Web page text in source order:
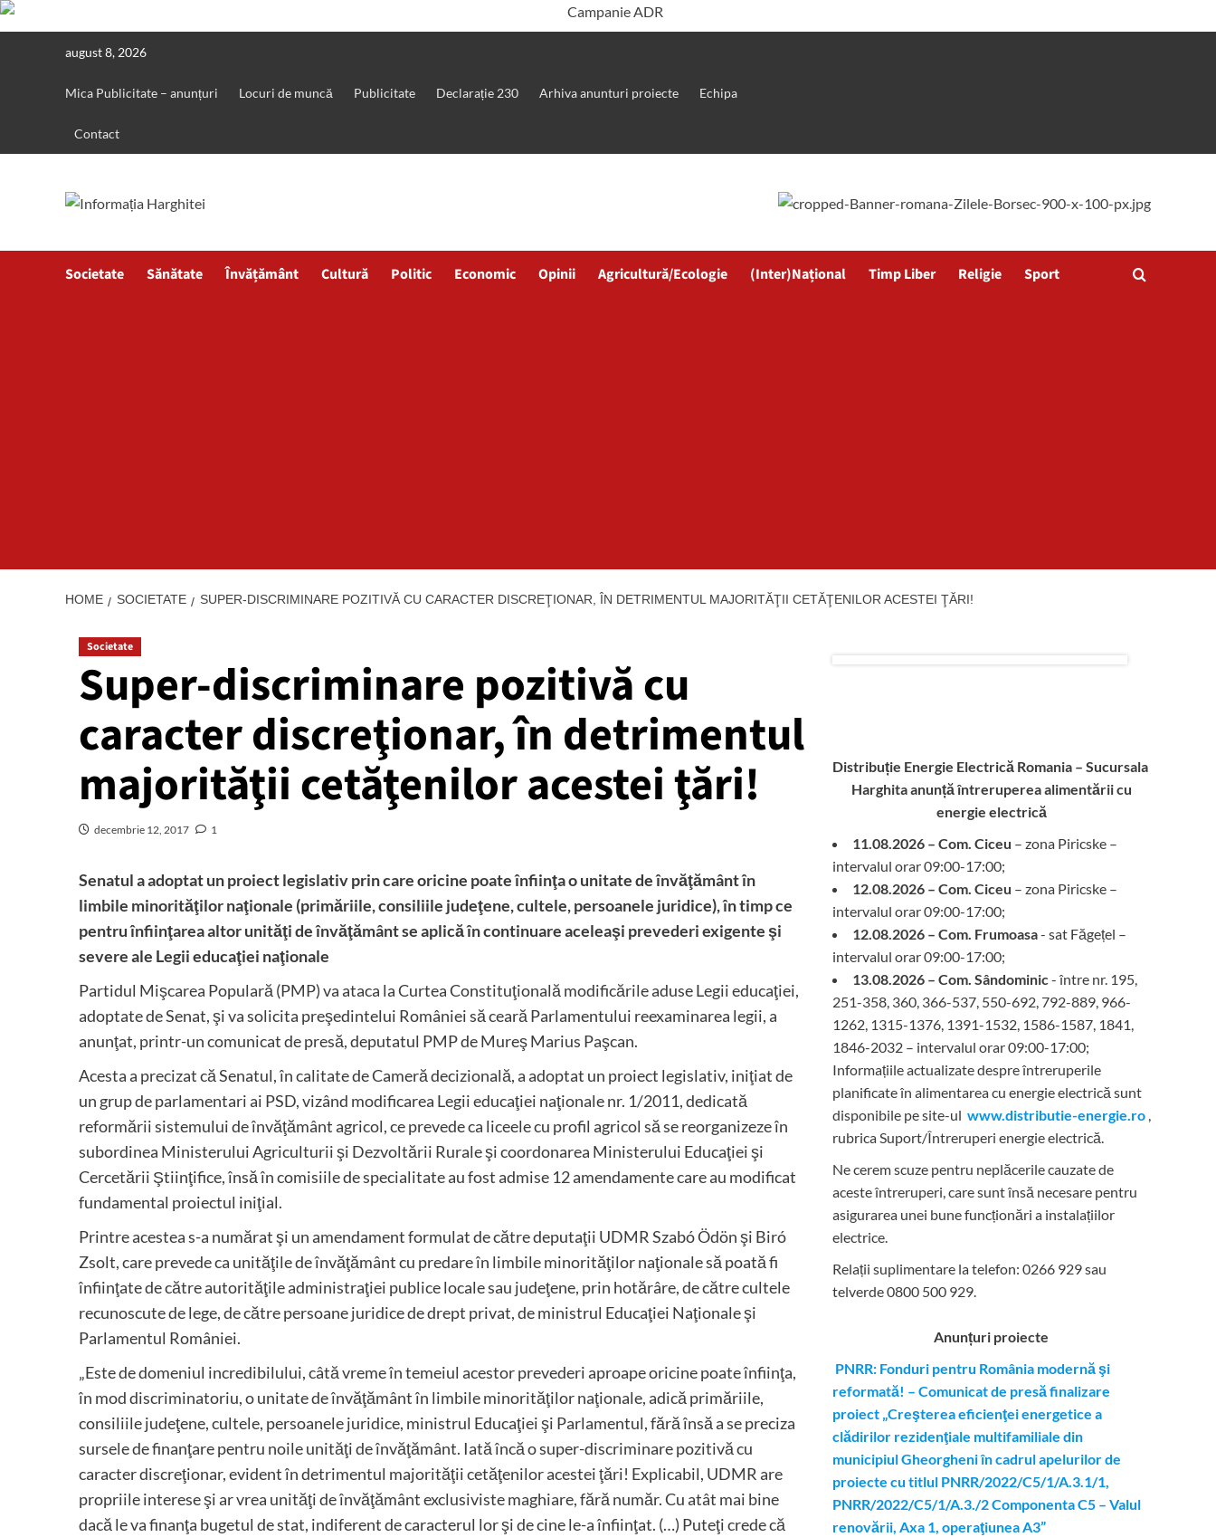
august 8, 2026
Mica Publicitate – anunțuri Locuri de muncă Publicitate Declarație 230 Arhiva anunturi proiecte Echipa
Contact
Societate Sănătate Învățământ Cultură Politic Economic Opinii Agricultură/Ecologie (Inter)Național Timp Liber Religie Sport
HOME SOCIETATE SUPER-DISCRIMINARE POZITIVĂ CU CARACTER DISCREŢIONAR, ÎN DETRIMENTUL MAJORITĂŢII CETĂŢENILOR ACESTEI ŢĂRI!
Societate
Super-discriminare pozitivă cu
caracter discreţionar, în detrimentul
majorităţii cetăţenilor acestei ţări!
decembrie 12, 2017 1
Senatul a adoptat un proiect legislativ prin care oricine poate înfiinţa o unitate de învăţământ în
limbile minorităţilor naţionale (primăriile, consiliile judeţene, cultele, persoanele juridice), în timp ce
pentru înfiinţarea altor unităţi de învăţământ se aplică în continuare aceleaşi prevederi exigente şi
severe ale Legii educaţiei naţionale
Partidul Mişcarea Populară (PMP) va ataca la Curtea Constituţională modificările aduse Legii educaţiei,
adoptate de Senat, şi va solicita preşedintelui României să ceară Parlamentului reexaminarea legii, a
anunţat, printr-un comunicat de presă, deputatul PMP de Mureş Marius Paşcan.
Acesta a precizat că Senatul, în calitate de Cameră decizională, a adoptat un proiect legislativ, iniţiat de
un grup de parlamentari ai PSD, vizând modificarea Legii educaţiei naţionale nr. 1/2011, dedicată
reformării sistemului de învăţământ agricol, ce prevede ca liceele cu profil agricol să se reorganizeze în
subordinea Ministerului Agriculturii şi Dezvoltării Rurale şi coordonarea Ministerului Educaţiei şi
Cercetării Ştiinţifice, însă în comisiile de specialitate au fost admise 12 amendamente care au modificat
fundamental proiectul iniţial.
Printre acestea s-a numărat şi un amendament formulat de către deputaţii UDMR Szabó Ödön şi Biró
Zsolt, care prevede ca unităţile de învăţământ cu predare în limbile minorităţilor naţionale să poată fi
înfiinţate de către autorităţile administraţiei publice locale sau judeţene, prin hotărâre, de către cultele
recunoscute de lege, de către persoane juridice de drept privat, de ministrul Educaţiei Naţionale şi
Parlamentul României.
„Este de domeniul incredibilului, câtă vreme în temeiul acestor prevederi aproape oricine poate înfiinţa,
în mod discriminatoriu, o unitate de învăţământ în limbile minorităţilor naţionale, adică primăriile,
consiliile judeţene, cultele, persoanele juridice, ministrul Educaţiei şi Parlamentul, fără însă a se preciza
sursele de finanţare pentru noile unităţi de învăţământ. Iată încă o super-discriminare pozitivă cu
caracter discreţionar, evident în detrimentul majorităţii cetăţenilor acestei ţări! Explicabil, UDMR are
propriile interese şi ar vrea unităţi de învăţământ exclusiviste maghiare, fără număr. Cu atât mai bine
dacă le va finanţa bugetul de stat, indiferent de caracterul lor şi de cine le-a înfiinţat. (…) Puteţi crede că
Distribuție Energie Electrică Romania – Sucursala
Harghitaanunță întreruperea alimentării cu
energie electrică
11.08.2026 – Com. Ciceu – zona Piricske –
intervalul orar 09:00-17:00;
12.08.2026 – Com. Ciceu – zona Piricske –
intervalul orar 09:00-17:00;
12.08.2026 – Com. Frumoasa- sat Făgețel –
intervalul orar 09:00-17:00;
13.08.2026 – Com. Sândominic- între nr. 195,
251-358, 360, 366-537, 550-692, 792-889, 966-
1262, 1315-1376, 1391-1532, 1586-1587, 1841,
1846-2032 – intervalul orar 09:00-17:00;
Informațiile actualizate despre întreruperile
planificate în alimentarea cu energie electrică sunt
disponibile pe site-ul www.distributie-energie.ro ,
rubrica Suport/Întreruperi energie electrică.
Ne cerem scuze pentru neplăcerile cauzate de
aceste întreruperi, care sunt însă necesare pentru
asigurarea unei bune funcționări a instalațiilor
electrice.
Relații suplimentare la telefon: 0266 929 sau
telverde 0800 500 929.
Anunțuri proiecte
PNRR: Fonduri pentru România modernă şi
reformată! – Comunicat de presă finalizare
proiect „Creşterea eficienţei energetice a
clădirilor rezidenţiale multifamiliale din
municipiul Gheorgheni în cadrul apelurilor de
proiecte cu titlul PNRR/2022/C5/1/A.3.1/1,
PNRR/2022/C5/1/A.3./2 Componenta C5 – Valul
renovării, Axa 1, operaţiunea A3”